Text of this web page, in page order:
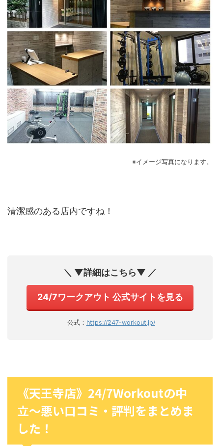
※イメージ写真になります。
清潔感のある店内ですね！
＼ ▼詳細はこちら▼ ／
24/7ワークアウト 公式サイトを見る
公式： https://247-workout.jp/
《天王寺店》24/7Workoutの中
立〜悪い口コミ・評判をまとめま
した！